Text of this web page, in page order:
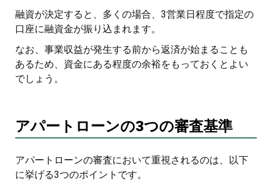
融資が決定すると、多くの場合、3営業日程度で指定の
口座に融資金が振り込まれます。
なお、事業収益が発生する前から返済が始まることも
あるため、資金にある程度の余裕をもっておくとよい
でしょう。
アパートローンの3つの審査基準
アパートローンの審査において重視されるのは、以下
に挙げる3つのポイントです。